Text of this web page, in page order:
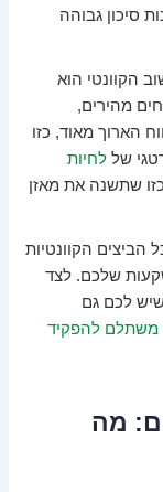
סיכון גבוהה
הקוונטי הוא
מהירים,
הארוך מאוד, כזו
שללחיות
שתשנה את מאזן
הביצים הקוונטיות
שלכם. לצד
שיש לכם גם
משתלם להפקיד
מה